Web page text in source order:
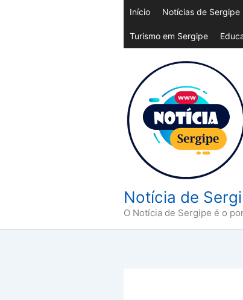
Início Notícias de Sergipe
Turismo em Sergipe
Notícia de
O Notícia de Sergipe é o